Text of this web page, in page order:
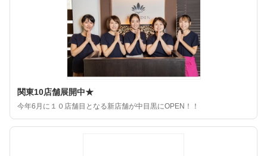
関東10店舗展開中★
今年6月に１０店舗目となる新店舗が中目黒にOPEN！！